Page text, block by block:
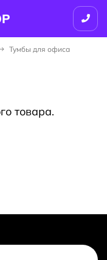
Тумбы для офиса
товара.